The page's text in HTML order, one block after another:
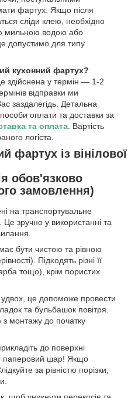
фартух. Якщо після
сліди клею, необхідно
мильною водою або
допустимо для типу
кухонний фартух?
здійснена у термін — 1-2
відправки ми
заздалегідь. Детальна
оплати та доставки за
та оплата . Вартість
логіста.
фартух із вінілової
обов'язково
замовлення)
на транспортувальне
Це зручно у використанні та
бути чистою та рівною
Підходять різні її
тощо), крім пористих
це допоможе провести
та бульбашок повітря.
з монтажу до початку
до поверхні
паперовий шар! Якщо
за рівністю порізки,